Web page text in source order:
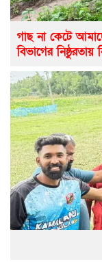
গাছ না কেটে
বিভাগের নিষ্ঠুরতায়